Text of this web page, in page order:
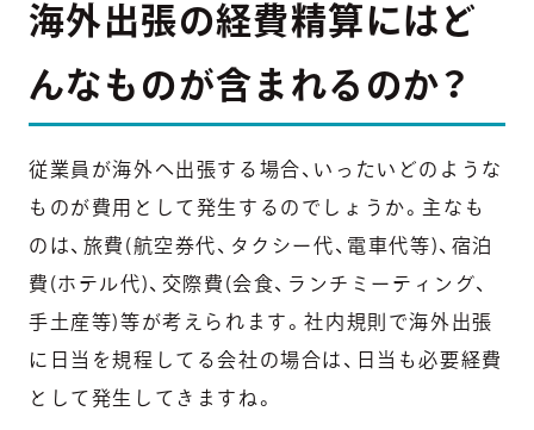
海外出張の経費精算にはど
んなものが含まれるのか？
従業員が海外へ出張する場合、いったいどのような
ものが費用として発生するのでしょうか。主なも
のは、旅費(航空券代、タクシー代、電車代等)、宿泊
費(ホテル代)、交際費(会食、ランチミーティング、
手土産等)等が考えられます。社内規則で海外出張
に日当を規程してる会社の場合は、日当も必要経費
として発生してきますね。